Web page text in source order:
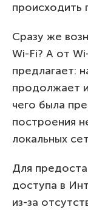
происходить
Сразу же
Wi-Fi? А от
предлагает:
продолжает
чего была
построения
локальных
Для
доступа в
из-за